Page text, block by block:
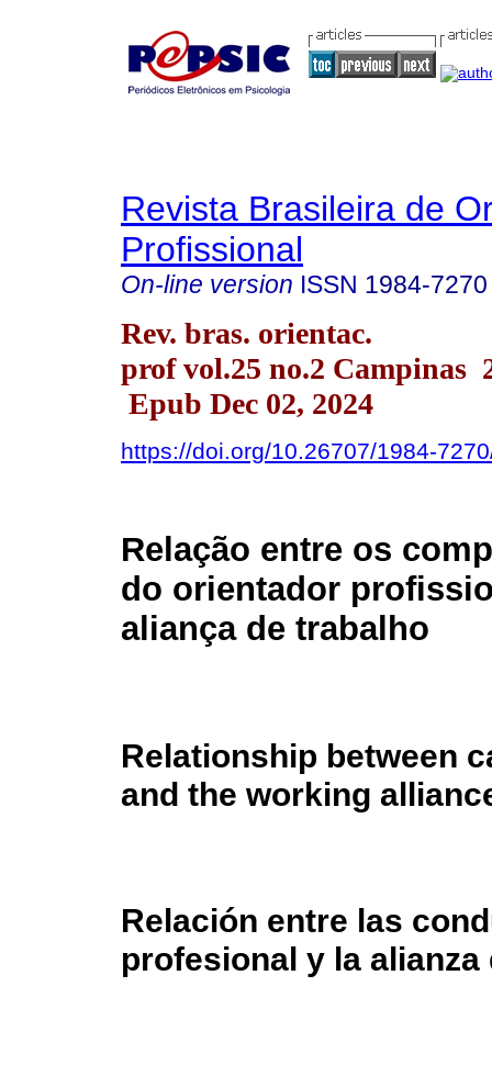
Revista Brasileira de
Profissional
On-line version ISSN 1984-7270
Rev. bras. orientac.
prof vol.25 no.2 Campinas
Epub Dec 02, 2024
https://doi.org/10.26707/1984-
Relação entre os
do orientador
aliança de trabalho
Relationship between
and the working
Relación entre las
profesional y la alianza